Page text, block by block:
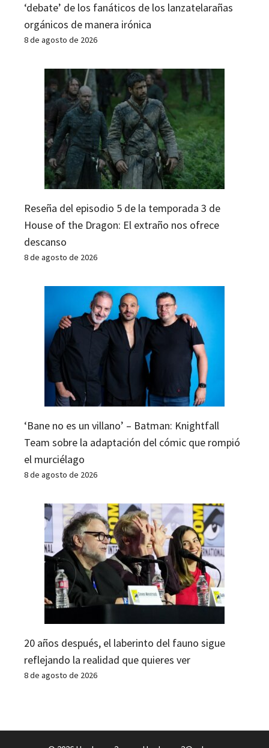
‘debate’ de los fanáticos de los lanzatelarañas
orgánicos de manera irónica
8 de agosto de 2026
Reseña del episodio 5 de la temporada 3 de
House of the Dragon: El extraño nos ofrece
descanso
8 de agosto de 2026
‘Bane no es un villano’ – Batman: Knightfall
Team sobre la adaptación del cómic que rompió
el murciélago
8 de agosto de 2026
20 años después, el laberinto del fauno sigue
reflejando la realidad que quieres ver
8 de agosto de 2026